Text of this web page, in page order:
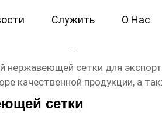
Служить О Нас
нержавеющей сетки для
качественной продукции, а
сетки